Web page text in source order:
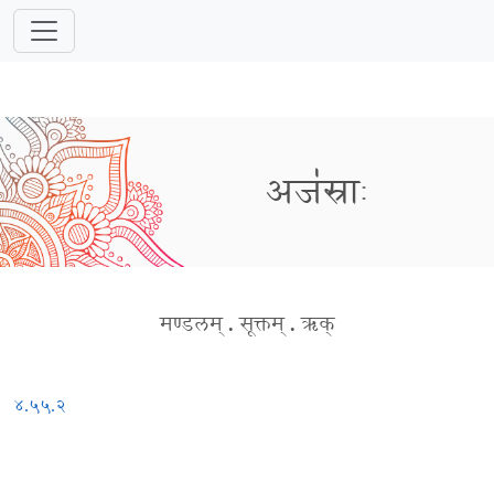
अज॑स्राः
मण्डलम् . सूक्तम् . ऋक्
४.५५.२